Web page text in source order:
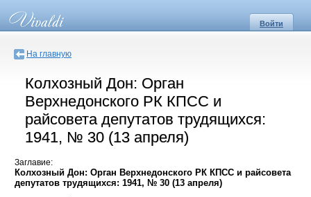
Войти
На главную
Колхозный Дон: Орган
Верхнедонского РК КПСС и
райсовета депутатов трудящихся:
1941, № 30 (13 апреля)
Заглавие:
Колхозный Дон: Орган Верхнедонского РК КПСС и райсовета
депутатов трудящихся: 1941, № 30 (13 апреля)